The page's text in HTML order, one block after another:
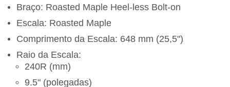
Braço: Roasted Maple Heel-less Bolt-on
Escala: Roasted Maple
Comprimento da Escala: 648 mm (25,5")
Raio da Escala:
240R (mm)
9.5" (polegadas)